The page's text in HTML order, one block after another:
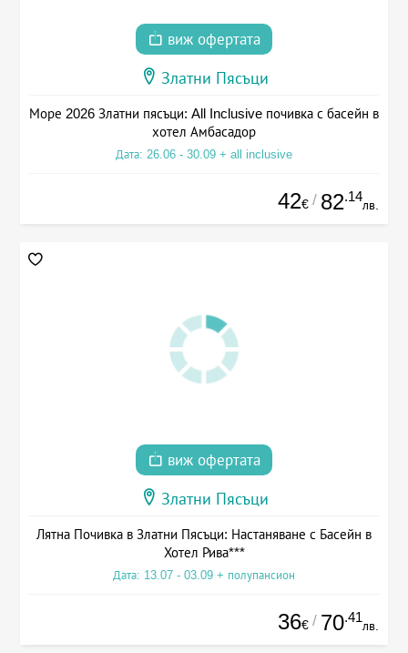
виж офертата
Златни Пясъци
Море 2026 Златни пясъци: All Inclusive почивка с басейн в
хотел Амбасадор
Дата: 26.06 - 30.09 + all inclusive
42€ / 82.14
лв.
виж офертата
Златни Пясъци
Лятна Почивка в Златни Пясъци: Настаняване с Басейн в
Хотел Рива***
Дата: 13.07 - 03.09 + полупансион
36€ / 70.41
лв.